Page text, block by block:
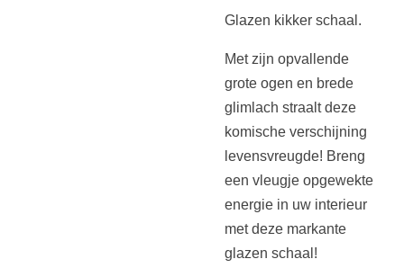
Glazen kikker schaal.
Met zijn opvallende
grote ogen en brede
glimlach straalt deze
komische verschijning
levensvreugde! Breng
een vleugje opgewekte
energie in uw interieur
met deze markante
glazen schaal!